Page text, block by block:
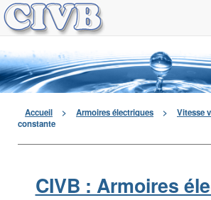
Accueil > Armoires électriques > Vitesse
constante
CIVB : Armoires